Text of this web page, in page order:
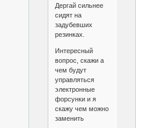
Дергай сильнее
сидят на
задубевших
резинках.
Интересный
вопрос, скажи а
чем будут
управляться
электронные
форсунки и я
скажу чем можно
заменить